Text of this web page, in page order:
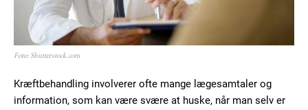
Praesent euismod ac
Ut mollis pellentesque tortor
Nullam eu erat condimentum
Orci varius natoque dolor
Foto: Shutterstock.com
Kræftbehandling involverer ofte mange lægesamtaler og
information, som kan være svære at huske, når man selv er